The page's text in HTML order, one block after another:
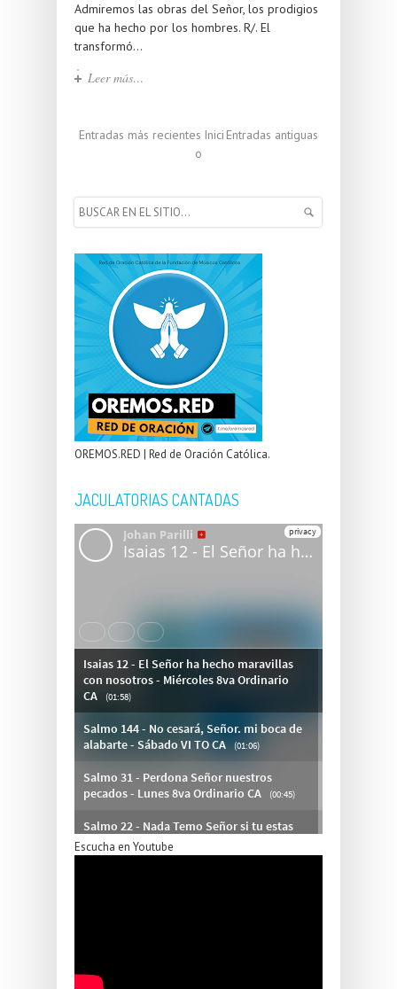
Admiremos las obras del Señor, los prodigios
que ha hecho por los hombres. R/. El
transformó...
Leer más…
Entradas más recientes Entradas antiguas
Inici
o
OREMOS.RED | Red de Oración Católica.
JACULATORIAS CANTADAS
Escucha en Youtube